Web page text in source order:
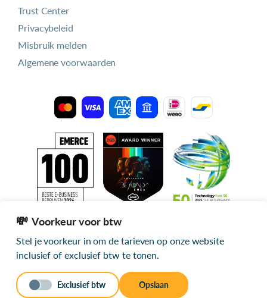
Trust Center
Privacybeleid
Misbruik melden
Algemene voorwaarden
Alle getoonde prijzen zijn exclusief btw
Voorkeur voor btw
Stel je voorkeur in om de tarieven op onze website
inclusief of exclusief btw te tonen.
Exclusief btw Opslaan